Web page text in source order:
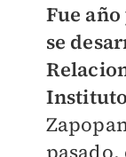
Fue
se